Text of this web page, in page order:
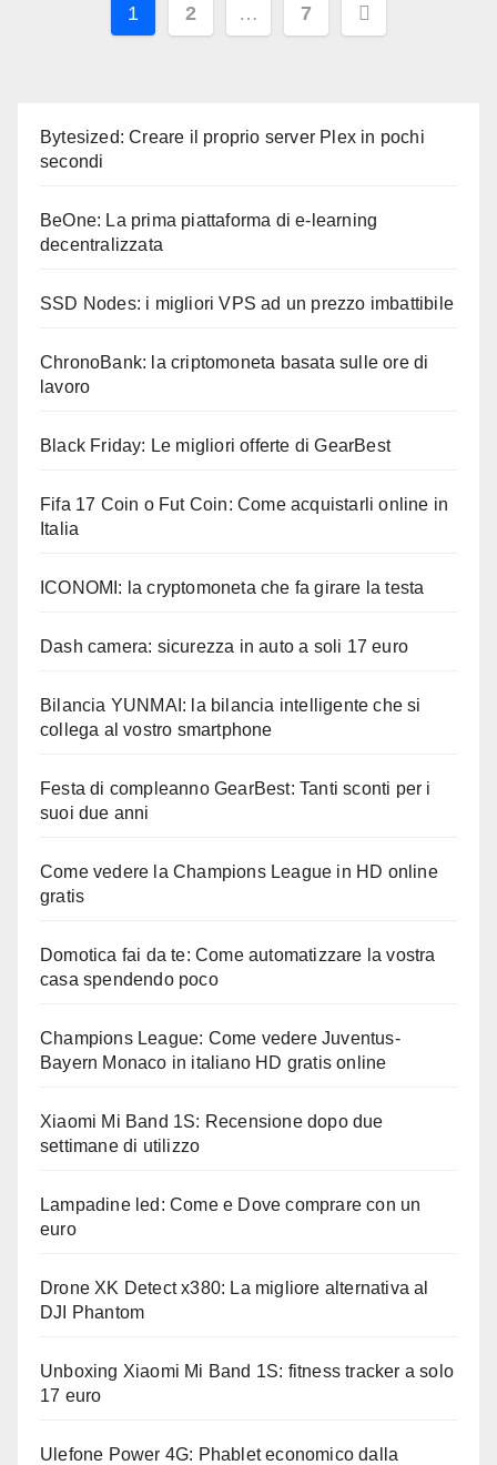
Paginazione
1 2 … 7
Bytesized: Creare il proprio server Plex in pochi
secondi
BeOne: La prima piattaforma di e-learning
decentralizzata
SSD Nodes: i migliori VPS ad un prezzo imbattibile
ChronoBank: la criptomoneta basata sulle ore di
lavoro
Black Friday: Le migliori offerte di GearBest
Fifa 17 Coin o Fut Coin: Come acquistarli online in
Italia
ICONOMI: la cryptomoneta che fa girare la testa
Dash camera: sicurezza in auto a soli 17 euro
Bilancia YUNMAI: la bilancia intelligente che si
collega al vostro smartphone
Festa di compleanno GearBest: Tanti sconti per i
suoi due anni
Come vedere la Champions League in HD online
gratis
Domotica fai da te: Come automatizzare la vostra
casa spendendo poco
Champions League: Come vedere Juventus-
Bayern Monaco in italiano HD gratis online
Xiaomi Mi Band 1S: Recensione dopo due
settimane di utilizzo
Lampadine led: Come e Dove comprare con un
euro
Drone XK Detect x380: La migliore alternativa al
DJI Phantom
Unboxing Xiaomi Mi Band 1S: fitness tracker a solo
17 euro
Ulefone Power 4G: Phablet economico dalla